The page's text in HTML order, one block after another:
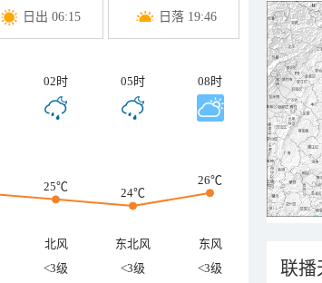
日出 06:15
日落 19:46
02时 05时 08时
25℃ 24℃
26℃
北风 东北风
东风
<3级 <3级 <3级 联播